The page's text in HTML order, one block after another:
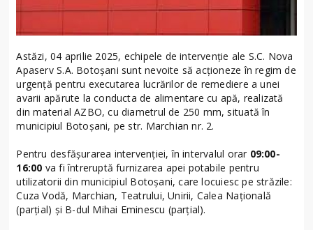
Astăzi, 04 aprilie 2025, echipele de intervenție ale S.C. Nova
Apaserv S.A. Botoșani sunt nevoite să acționeze în regim de
urgență pentru executarea lucrărilor de remediere a unei
avarii apărute la conducta de alimentare cu apă, realizată
din material AZBO, cu diametrul de 250 mm, situată în
municipiul Botoșani, pe str. Marchian nr. 2.
Pentru desfășurarea intervenției, în intervalul orar 09:00-
16:00 va fi întreruptă furnizarea apei potabile pentru
utilizatorii din municipiul Botoșani, care locuiesc pe străzile:
Cuza Vodă, Marchian, Teatrului, Unirii, Calea Națională
(parțial) și B-dul Mihai Eminescu (parțial).